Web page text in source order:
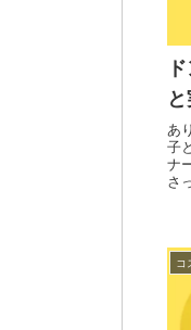
あ
子
ナ
さ
コ